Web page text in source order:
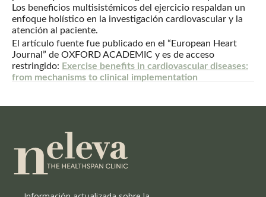
Los beneficios multisistémicos del ejercicio respaldan un
enfoque holístico en la investigación cardiovascular y la
atención al paciente.
El artículo fuente fue publicado en el “European Heart
Journal” de OXFORD ACADEMIC y es de acceso
restringido: Exercise benefits in cardiovascular diseases:
from mechanisms to clinical implementation